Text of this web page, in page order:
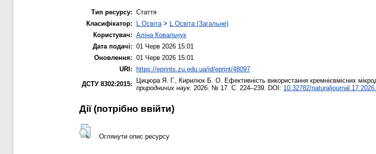
Тип ресурсу: Стаття
Класифікатор:
L Освіта > L Освіта (Загальне)
Користувач: Аліна Ковальчук
Дата подачі: 01 Черв 2026 15:01
Оновлення: 01 Черв 2026 15:01
URI: https://eprints.zu.edu.ua/id/eprint/48097
ДСТУ 8302:2015:
Цицюра Я. Г. Кирилюк Б. О. Ефективність використання кремнієвмісних
природничих наук. 2026. № 17. С. 224–239. DOI: 10.32782/
Дії ​​(потрібно ввійти)
Оглянути опис ресурсу